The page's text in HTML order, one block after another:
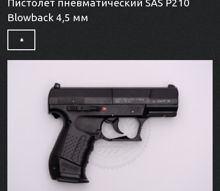
Пистолет пневматический SAS P210
Blowback 4,5 мм